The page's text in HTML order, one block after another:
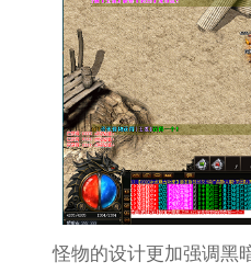
怪物的设计更加强调黑